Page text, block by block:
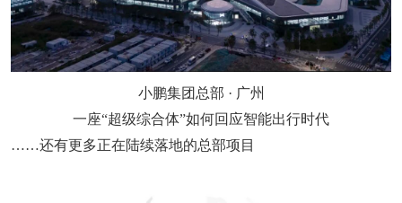
小鹏集团总部 · 广州
一座“超级综合体”如何回应智能出行时代
……还有更多正在陆续落地的总部项目